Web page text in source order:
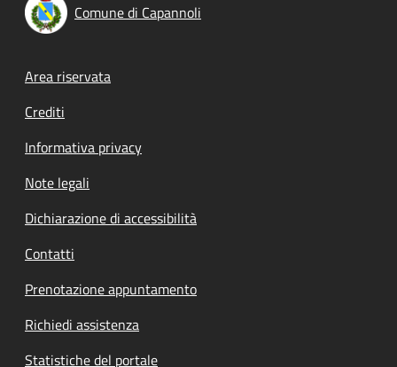
Comune di Capannoli
Footer menu
Area riservata
Crediti
Informativa privacy
Note legali
Dichiarazione di accessibilità
Contatti
Prenotazione appuntamento
Richiedi assistenza
Statistiche del portale